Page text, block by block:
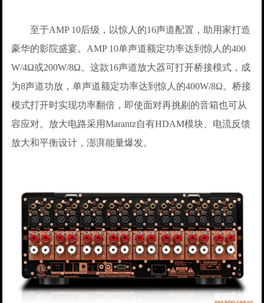
至于AMP 10后级，以惊人的16声道配置，助用家打造
豪华的影院盛宴。AMP 10单声道额定功率达到惊人的400
W/4Ω或200W/8Ω。这款16声道放大器可打开桥接模式，成
为8声道功放，单声道额定功率达到惊人的400W/8Ω。桥接
模式打开时实现功率翻倍，即使面对再挑剔的音箱也可从
容应对。放大电路采用Marantz自有HDAM模块、电流反馈
放大和平衡设计，澎湃能量爆发。